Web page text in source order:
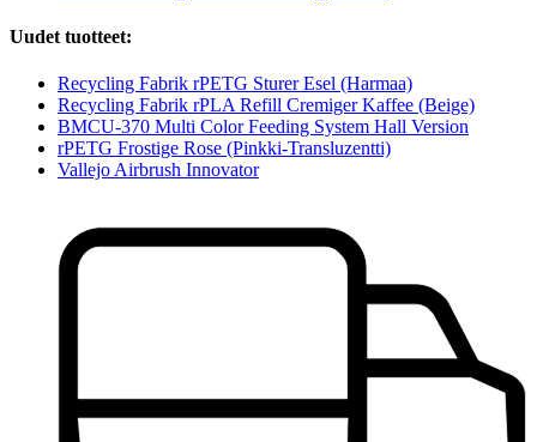
Uudet tuotteet:
Recycling Fabrik rPETG Sturer Esel (Harmaa)
Recycling Fabrik rPLA Refill Cremiger Kaffee (Beige)
BMCU-370 Multi Color Feeding System Hall Version
rPETG Frostige Rose (Pinkki-Transluzentti)
Vallejo Airbrush Innovator